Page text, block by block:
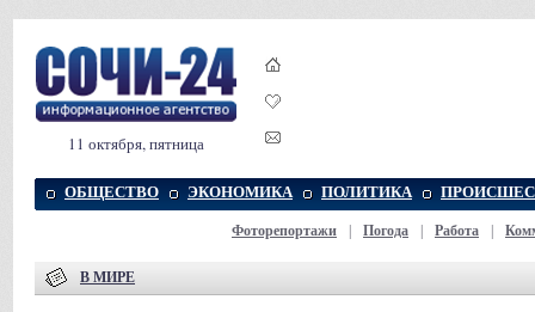
11 октября, пятница
ОБЩЕСТВО ЭКОНОМИКА ПОЛИТИКА
Фоторепортажи Погода Работа
В МИРЕ